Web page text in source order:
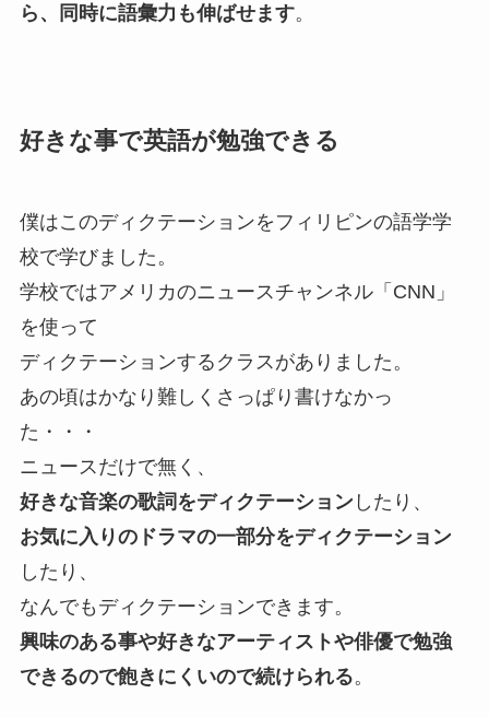
ら、同時に語彙力も伸ばせます。
好きな事で英語が勉強できる
僕はこのディクテーションをフィリピンの語学学
校で学びました。
学校ではアメリカのニュースチャンネル「CNN」
を使って
ディクテーションするクラスがありました。
あの頃はかなり難しくさっぱり書けなかっ
た・・・
ニュースだけで無く、
好きな音楽の歌詞をディクテーションしたり、
お気に入りのドラマの一部分をディクテーション
したり、
なんでもディクテーションできます。
興味のある事や好きなアーティストや俳優で勉強
できるので飽きにくいので続けられる。